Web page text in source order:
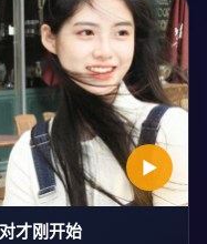
▶
才刚开始